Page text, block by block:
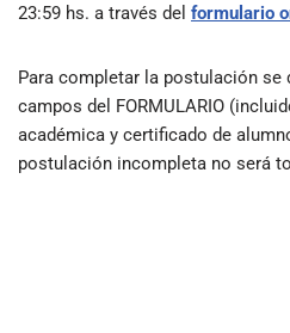
23:59 hs. a través del formulario
Para completar la postulación se
campos del FORMULARIO
académica y certificado de
postulación incompleta no será